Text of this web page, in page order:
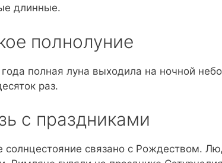
длинные.
полнолуние
полная луна выходила на ночной
раз.
с праздниками
солнцестояние связано с Рождеством.